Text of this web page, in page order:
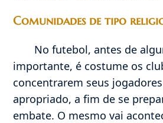
Comunidades de tipo
No futebol, antes de
importante, é costume os
concentrarem seus
apropriado, a fim de se
embate. O mesmo vai